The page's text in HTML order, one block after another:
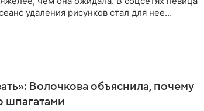
удаления рисунков стал для нее
Волочкова объяснила, почему
шпагатами